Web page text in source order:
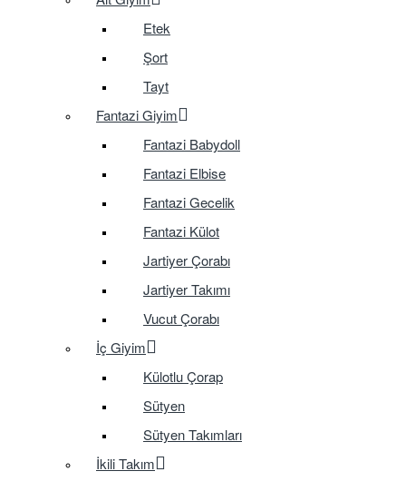
Etek
Şort
Tayt
Fantazi Giyim
Fantazi Babydoll
Fantazi Elbise
Fantazi Gecelik
Fantazi Külot
Jartiyer Çorabı
Jartiyer Takımı
Vucut Çorabı
İç Giyim
Külotlu Çorap
Sütyen
Sütyen Takımları
İkili Takım